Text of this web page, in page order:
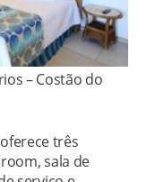
– Costão do
três
sala de